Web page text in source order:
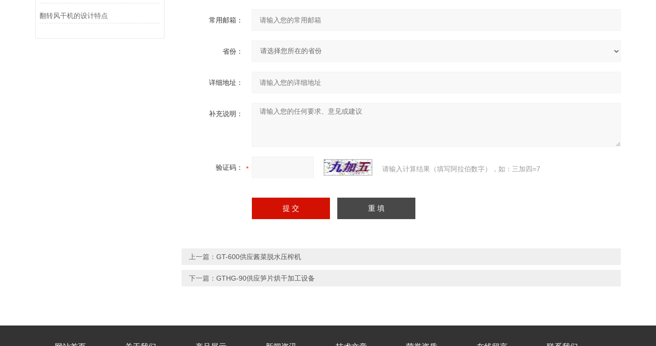
翻转风干机的设计特点
常用邮箱：
省份：
详细地址：
补充说明：
验证码： 请输入计算结果（填写阿拉伯数字），如：三加四=7
上一篇： GT-600供应酱菜脱水压榨机
下一篇： GTHG-90供应笋片烘干加工设备